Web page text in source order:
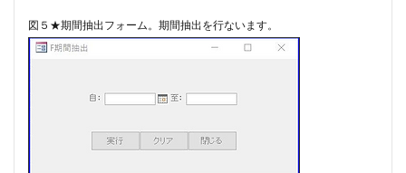
図５★期間抽出フォーム。​期間抽出を行ないます。